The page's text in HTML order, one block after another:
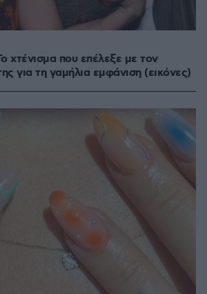
χτένισμα που επέλεξε με τον
για τη γαμήλια εμφάνιση (εικόνες)